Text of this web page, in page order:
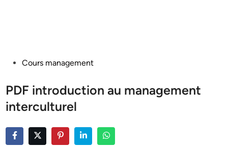
PostedCours management
PDF introduction au management
interculturel